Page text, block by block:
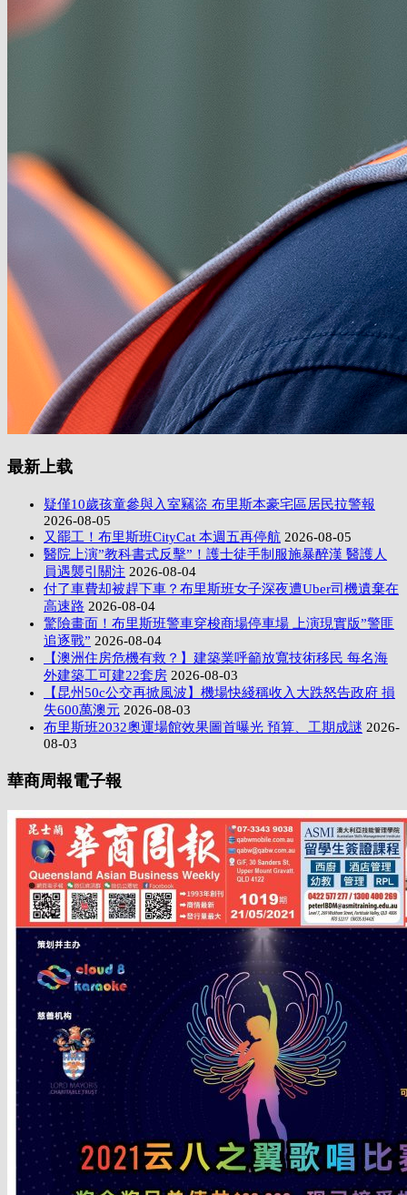
最新上载
疑僅10歲孩童參與入室竊盜 布里斯本豪宅區居民拉警報
2026-08-05
又罷工！布里斯班CityCat 本週五再停航 2026-08-05
醫院上演”教科書式反擊”！護士徒手制服施暴醉漢 醫護人
員遇襲引關注 2026-08-04
付了車費却被趕下車？布里斯班女子深夜遭Uber司機遺棄在
高速路 2026-08-04
驚險畫面！布里斯班警車穿梭商場停車場 上演現實版”警匪
追逐戰” 2026-08-04
【澳洲住房危機有救？】建築業呼籲放寬技術移民 每名海
外建築工可建22套房 2026-08-03
【昆州50c公交再掀風波】機場快綫稱收入大跌怒告政府 損
失600萬澳元 2026-08-03
布里斯班2032奧運場館效果圖首曝光 預算、工期成謎 2026-
08-03
華商周報電子報